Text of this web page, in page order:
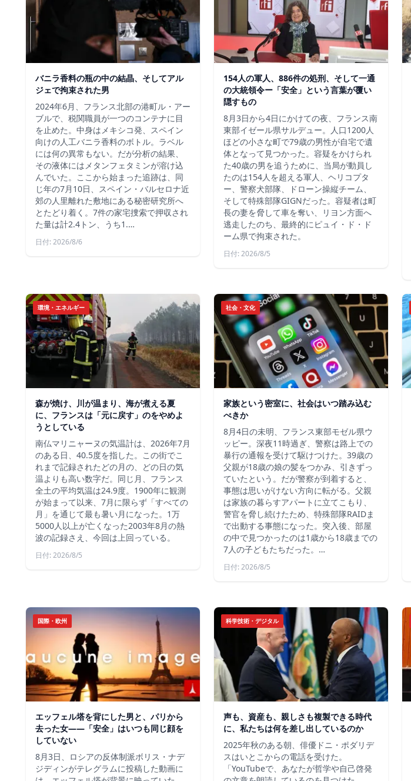
バニラ香料の瓶の中の結晶、そしてアル
ジェで拘束された男
2024年6月、フランス北部の港町ル・アー
ブルで、税関職員が一つのコンテナに目
を止めた。中身はメキシコ発、スペイン
向けの人工バニラ香料のボトル。ラベル
には何の異常もない。だが分析の結果、
その液体にはメタンフェタミンが溶け込
んでいた。ここから始まった追跡は、同
じ年の7月10日、スペイン・バルセロナ近
郊の人里離れた敷地にある秘密研究所へ
とたどり着く。7件の家宅捜索で押収され
た量は計2.4トン、うち1.…
日付: 2026/8/6
154人の軍人、886件の処刑、そして一通
の大統領令ー「安全」という言葉が覆い
隠すもの
8月3日から4日にかけての夜、フランス南
東部イゼール県サルデュー。人口1200人
ほどの小さな町で79歳の男性が自宅で遺
体となって見つかった。容疑をかけられ
た40歳の男を追うために、当局が動員し
たのは154人を超える軍人、ヘリコプタ
ー、警察犬部隊、ドローン操縦チーム、
そして特殊部隊GIGNだった。容疑者は町
長の妻を脅して車を奪い、リヨン方面へ
逃走したのち、最終的にピュイ・ド・ド
ーム県で拘束された。
日付: 2026/8/5
環境・エネルギー
森が焼け、川が温まり、海が煮える夏
に、フランスは「元に戻す」のをやめよ
うとしている
南仏マリニャーヌの気温計は、2026年7月
のある日、40.5度を指した。この街でこ
れまで記録されたどの月の、どの日の気
温よりも高い数字だ。同じ月、フランス
全土の平均気温は24.9度。1900年に観測
が始まって以来、7月に限らず「すべての
月」を通じて最も暑い月になった。1万
5000人以上が亡くなった2003年8月の熱
波の記録さえ、今回は上回っている。
日付: 2026/8/5
社会・文化
家族という密室に、社会はいつ踏み込む
べきか
8月4日の未明、フランス東部モゼル県ウ
ッピー。深夜11時過ぎ、警察は路上での
暴行の通報を受けて駆けつけた。39歳の
父親が18歳の娘の髪をつかみ、引きずっ
ていたという。だが警察が到着すると、
事態は思いがけない方向に転がる。父親
は家族の暮らすアパートに立てこもり、
警官を脅し続けたため、特殊部隊RAIDま
で出動する事態になった。突入後、部屋
の中で見つかったのは1歳から18歳までの
7人の子どもたちだった。…
日付: 2026/8/5
国際・欧州
エッフェル塔を背にした男と、パリから
去った女——「安全」はいつも同じ顔を
していない
8月3日、ロシアの反体制派ボリス・ナデ
ジディンがテレグラムに投稿した動画に
科学技術・デジタル
声も、資産も、親しさも複製できる時代
に、私たちは何を差し出しているのか
2025年秋のある朝、俳優ドニ・ポダリデ
スはいとこからの電話を受けた。
「YouTubeで、あなたが哲学や自己啓発